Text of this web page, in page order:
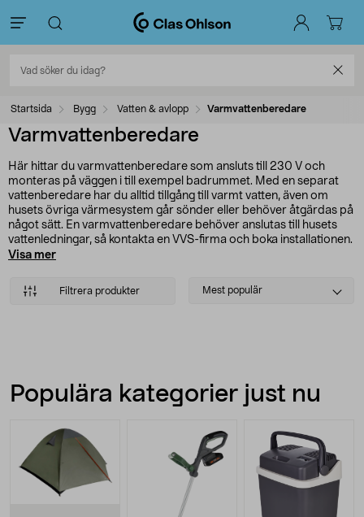
Startsida Bygg Vatten & avlopp Varmvattenberedare
Varmvattenberedare
Här hittar du varmvattenberedare som ansluts till 230 V och
monteras på väggen i till exempel badrummet. Med en separat
vattenberedare har du alltid tillgång till varmt vatten, även om
husets övriga värmesystem går sönder eller behöver åtgärdas på
något sätt. En varmvattenberedare behöver anslutas till husets
vattenledningar, så kontakta en VVS-firma och boka installationen.
Med en auktoriserad VVS-montör som gör jobbet blir det utfört
Visa mer
Filtrera produkter
Select
Mest populär
Populära kategorier just nu